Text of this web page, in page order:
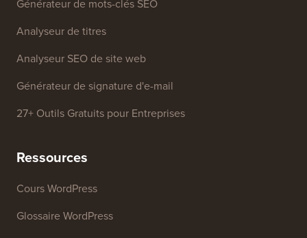
Générateur de mots-clés SEO
Analyseur de titres
Analyseur SEO de site web
Générateur de signature d'e-mail
27+ Outils Gratuits pour Entreprises
Ressources
Cours WordPress
Glossaire WordPress